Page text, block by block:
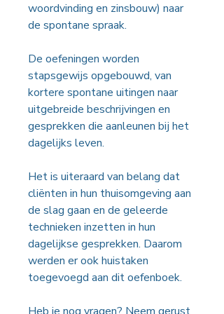
woordvinding en zinsbouw) naar
de spontane spraak.
De oefeningen worden
stapsgewijs opgebouwd, van
kortere spontane uitingen naar
uitgebreide beschrijvingen en
gesprekken die aanleunen bij het
dagelijks leven.
Het is uiteraard van belang dat
cliënten in hun thuisomgeving aan
de slag gaan en de geleerde
technieken inzetten in hun
dagelijkse gesprekken. Daarom
werden er ook huistaken
toegevoegd aan dit oefenboek.